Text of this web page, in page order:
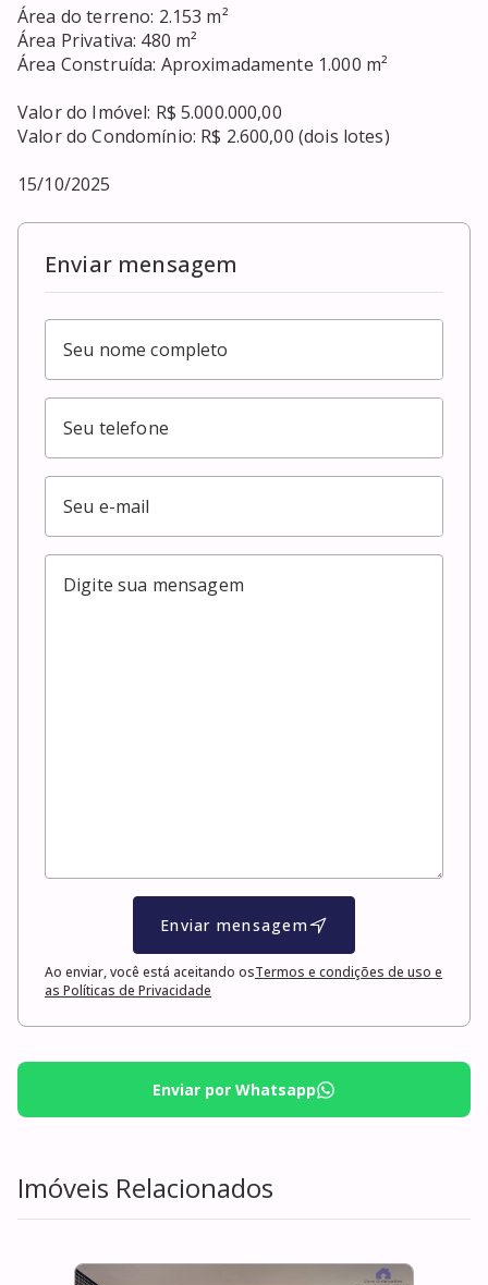
Área do terreno: 2.153 m²
Área Privativa: 480 m²
Área Construída: Aproximadamente 1.000 m²
Valor do Imóvel: R$ 5.000.000,00
Valor do Condomínio: R$ 2.600,00 (dois lotes)
15/10/2025
Enviar mensagem
Enviar mensagem
Ao enviar, você está aceitando osTermos e condições de uso e
as Políticas de Privacidade
Enviar por Whatsapp
Imóveis Relacionados